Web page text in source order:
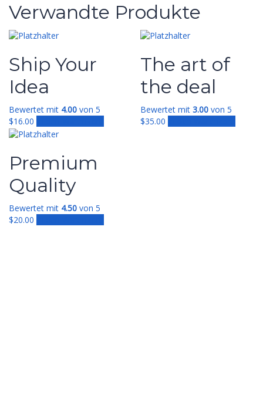
Verwandte Produkte
Ship Your
Idea
Bewertet mit 4.00 von 5
$16.00
The art of
the deal
Bewertet mit 3.00 von 5
$35.00
Premium
Quality
Bewertet mit 4.50 von 5
$20.00